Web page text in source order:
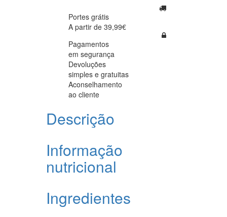
Portes grátis
A partir de 39,99€
Pagamentos
em segurança
Devoluções
simples e gratuitas
Aconselhamento
ao cliente
Descrição
Informação
nutricional
Ingredientes